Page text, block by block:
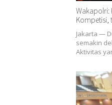
Wakapolri:
Kompetisi,
Jakarta —
semakin
Aktivitas